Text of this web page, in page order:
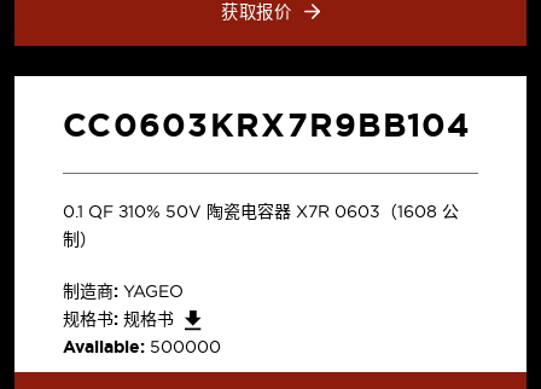
获取报价
CC0603KRX7R9BB104
0.1 µF ±10% 50V 陶瓷电容器 X7R 0603（1608 公
制）
制造商: YAGEO
规格书: 规格书
Available: 500000